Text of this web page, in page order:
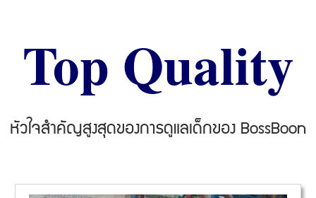
Top Quality
หัวใจสำคัญสูงสุดของการดูแลเด็กของ BossBoon